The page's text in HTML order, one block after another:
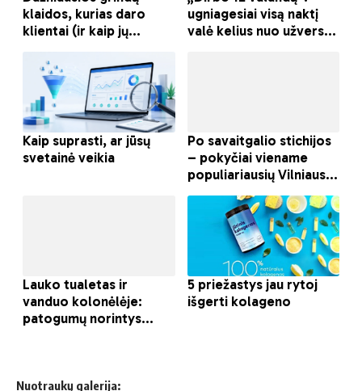
Nuotraukų galerija: